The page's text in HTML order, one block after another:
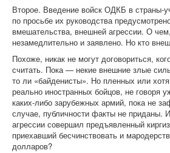
Второе. Введение войск ОДКБ в страны-
по просьбе их руководства
вмешательства, внешней агрессии. О
незамедлительно и заявлено. Но кто
Похоже, никак не могут договориться,
считать. Пока — некие внешние злые
то ли «байденисты». Но пленных или
реально иностранных бойцов, не говоря
каких-либо зарубежных армий, пока не
случае, публичности факты не приданы.
агрессии совершил предъявленный
приехавший бесчинствовать и
долларов?